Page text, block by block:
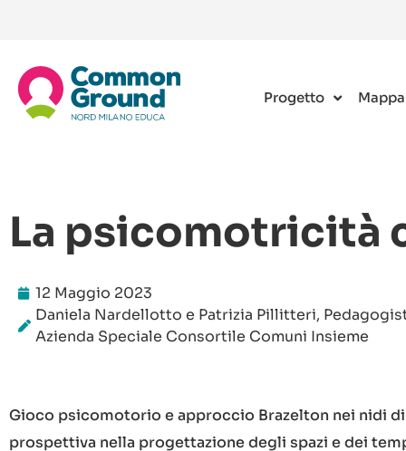
Progetto Mappa
La psicomotricità
12 Maggio 2023
Daniela Nardellotto e Patrizia Pillitteri,
Azienda Speciale Consortile Comuni Insieme
Gioco psicomotorio e approccio Brazelton nei nidi
prospettiva nella progettazione degli spazi e dei